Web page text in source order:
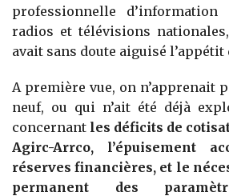
professionnelle d’information
radios et télévisions
avait sans doute aiguisé l’appétit
A première vue, on n’apprenait
neuf, ou qui n’ait été déjà
concernant les déficits de
Agirc-Arrco, l’épuisement
réserves financières, et le
permanent des